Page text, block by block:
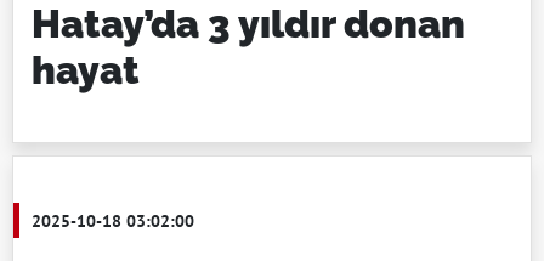
Hatay’da 3 yıldır donan
hayat
2025-10-18 03:02:00